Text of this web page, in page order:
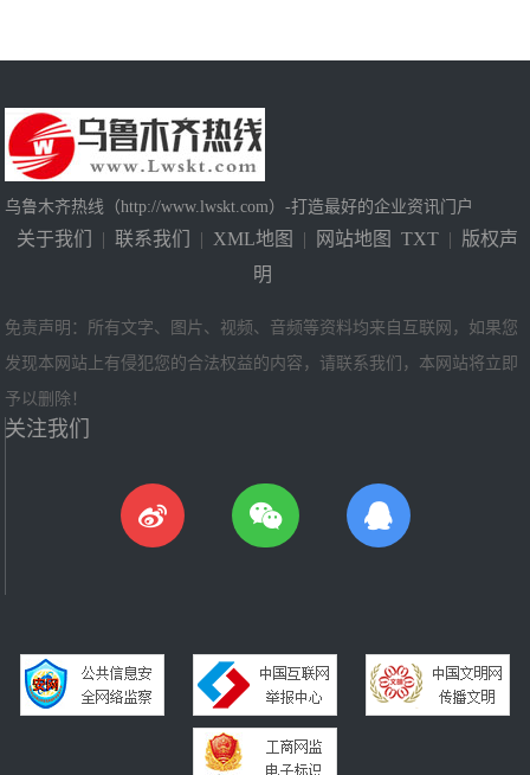
乌鲁木齐热线（http://www.lwskt.com）-打造最好的企业资讯门户
关于我们 | 联系我们 | XML地图 | 网站地图 TXT | 版权声
明
免责声明：所有文字、图片、视频、音频等资料均来自互联网，如果您
发现本网站上有侵犯您的合法权益的内容，请联系我们，本网站将立即
予以删除！
关注我们